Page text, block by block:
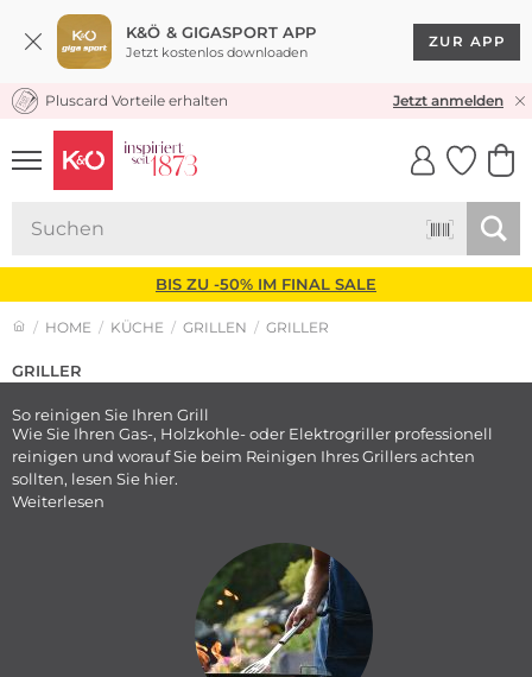
K&Ö & GIGASPORT APP
Jetzt kostenlos downloaden
ZUR APP
KOSTENLOSER VERSAND* & RÜCKVERSAND
Pluscard Vorteile erhalten Jetzt anmelden
UNSERE APP
CLICK &
BIS ZU -50% IM FINAL SALE
HOME KÜCHE GRILLEN GRILLER
GRILLER
So reinigen Sie Ihren Grill
Wie Sie Ihren Gas-, Holzkohle- oder Elektrogriller professionell
reinigen und worauf Sie beim Reinigen Ihres Grillers achten
sollten, lesen Sie hier.
Weiterlesen